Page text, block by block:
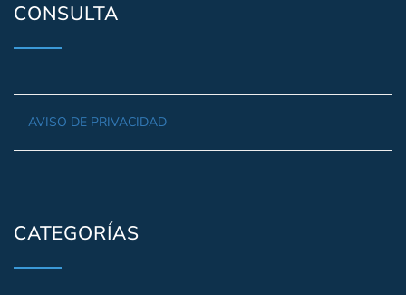
CONSULTA
AVISO DE PRIVACIDAD
CATEGORÍAS